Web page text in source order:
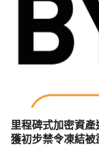
里程碑式加密資
獲初步禁令凍結被